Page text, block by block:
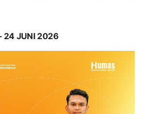
24 JUNI 2026